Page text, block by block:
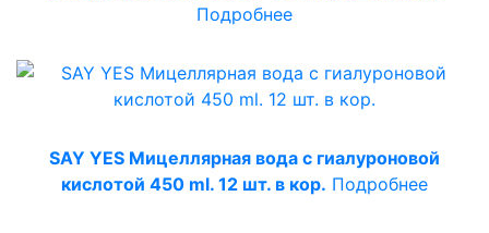
Подробнее
SAY YES Мицеллярная вода с гиалуроновой
кислотой 450 ml. 12 шт. в кор. Подробнее